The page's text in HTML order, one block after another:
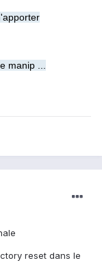
manip ...
reset dans le